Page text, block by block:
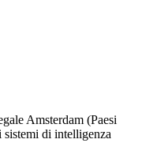
Amsterdam (Paesi
sistemi di intelligenza